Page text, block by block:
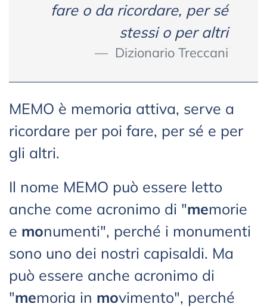
fare o da ricordare, per sé
stessi o per altri
Dizionario Treccani
MEMO è memoria attiva, serve a
ricordare per poi fare, per sé e per
gli altri.
Il nome MEMO può essere letto
anche come acronimo di "memorie
e monumenti", perché i monumenti
sono uno dei nostri capisaldi. Ma
può essere anche acronimo di
"memoria in movimento", perché